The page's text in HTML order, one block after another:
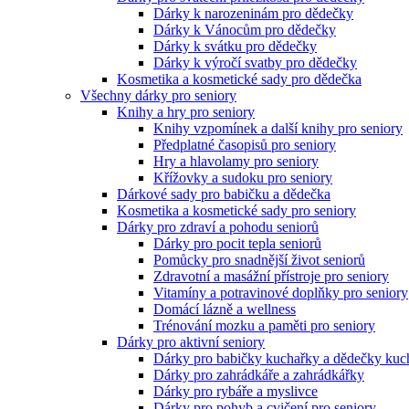
Dárky k narozeninám pro dědečky
Dárky k Vánocům pro dědečky
Dárky k svátku pro dědečky
Dárky k výročí svatby pro dědečky
Kosmetika a kosmetické sady pro dědečka
Všechny dárky pro seniory
Knihy a hry pro seniory
Knihy vzpomínek a další knihy pro seniory
Předplatné časopisů pro seniory
Hry a hlavolamy pro seniory
Křížovky a sudoku pro seniory
Dárkové sady pro babičku a dědečka
Kosmetika a kosmetické sady pro seniory
Dárky pro zdraví a pohodu seniorů
Dárky pro pocit tepla seniorů
Pomůcky pro snadnější život seniorů
Zdravotní a masážní přístroje pro seniory
Vitamíny a potravinové doplňky pro seniory
Domácí lázně a wellness
Trénování mozku a paměti pro seniory
Dárky pro aktivní seniory
Dárky pro babičky kuchařky a dědečky
Dárky pro zahrádkáře a zahrádkářky
Dárky pro rybáře a myslivce